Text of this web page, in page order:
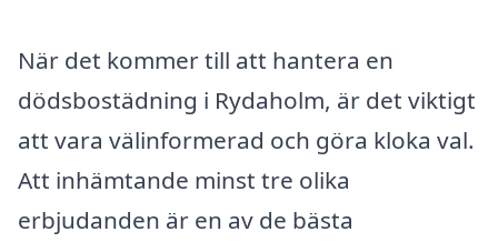
När det kommer till att hantera en
dödsbostädning i Rydaholm, är det viktigt
att vara välinformerad och göra kloka val.
Att inhämtande minst tre olika
erbjudanden är en av de bästa